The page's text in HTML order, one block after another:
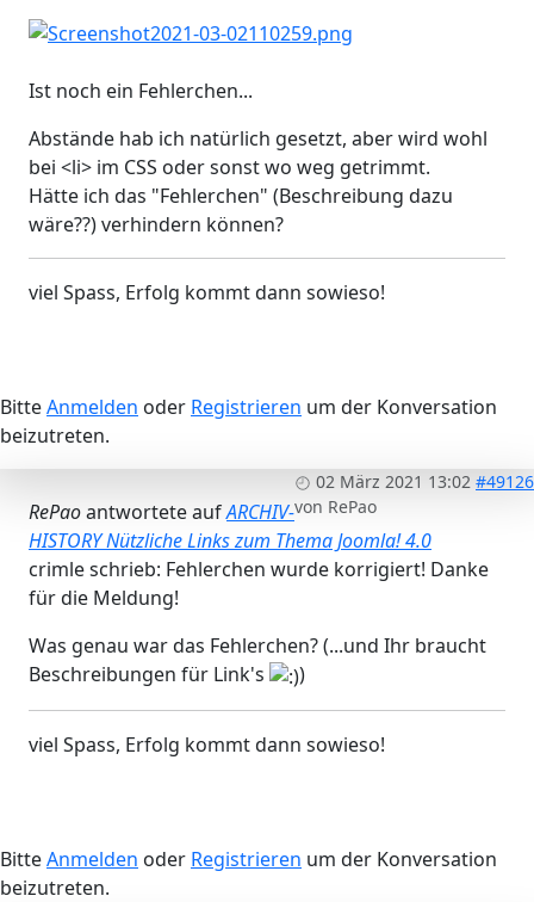
Ist noch ein Fehlerchen...
Abstände hab ich natürlich gesetzt, aber wird wohl
bei <li> im CSS oder sonst wo weg getrimmt.
Hätte ich das "Fehlerchen" (Beschreibung dazu
wäre??) verhindern können?
viel Spass, Erfolg kommt dann sowieso!
BitteAnmelden oder Registrieren um der Konversation
beizutreten.
02 März 2021 13:02 #49126
von RePao
RePaoantwortete aufARCHIV-
HISTORY Nützliche Links zum Thema Joomla! 4.0
crimle schrieb: Fehlerchen wurde korrigiert! Danke
für die Meldung!
Was genau war das Fehlerchen? (...und Ihr braucht
Beschreibungen für Link's
)
viel Spass, Erfolg kommt dann sowieso!
BitteAnmelden oder Registrieren um der Konversation
beizutreten.